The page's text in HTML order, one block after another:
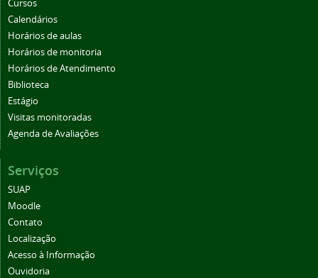
Cursos
Calendários
Horários de aulas
Horários de monitoria
Horários de Atendimento
Biblioteca
Estágio
Visitas monitoradas
Agenda de Avaliações
Serviços
SUAP
Moodle
Contato
Localização
Acesso à Informação
Ouvidoria